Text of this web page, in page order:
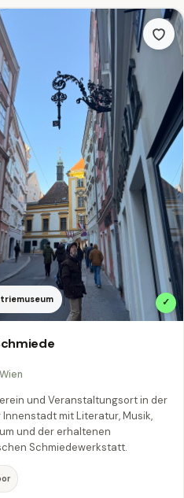
✓
und Veranstaltungsort in der
Innenstadt mit Literatur, Musik,
und der erhaltenen
Schmiedewerkstatt.